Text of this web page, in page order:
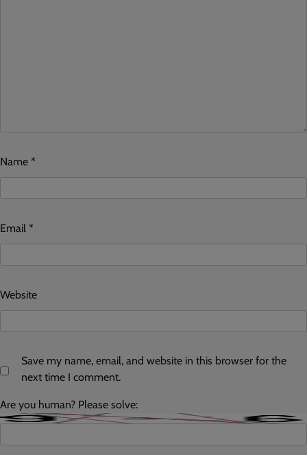
Name *
Email *
Website
Save my name, email, and website in this browser for the
next time I comment.
Are you human? Please solve: